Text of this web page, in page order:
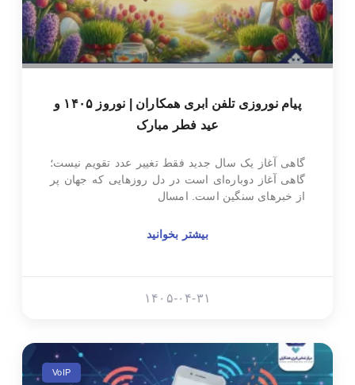
پیام نوروزی تلفن ابری همکاران | نوروز ۱۴۰۵ و
عید فطر مبارک
گاهی آغاز یک سال جدید فقط تغییر عدد تقویم نیست؛
گاهی آغاز دوباره‌ای است در دل روزهایی که جهان پر
از خبرهای سنگین است. امسال
بیشتر بخوانید
۱۴۰۵-۰۴-۳۱
VoIP